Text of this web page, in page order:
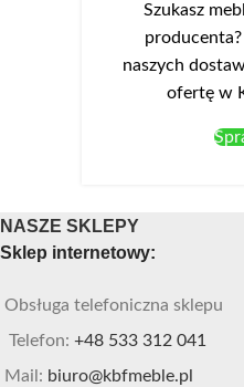
Szukasz
naszych
ofertę w
NASZE SKLEPY
Sklep internetowy:
Obsługa telefoniczna sklepu
Telefon: +48 533 312 041
Mail: biuro@kbfmeble.pl